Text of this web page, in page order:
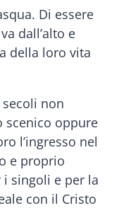
Di essere
dall’alto e
della loro vita
non
scenico oppure
l’ingresso nel
e proprio
singoli e per la
con il Cristo